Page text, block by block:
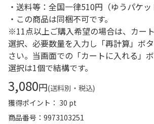
・送料等：全国一律510円（ゆうパケッ
・この商品は同梱不可です。
※11点以上ご購入希望の場合は、カー
選択、必要数量を入力し「再計算」ボ
さい。当画面での「カートに入れる」
選択は1個で結構です。
3,080円(送料別・税込)
獲得ポイント： 30 pt
商品番号
9973103251